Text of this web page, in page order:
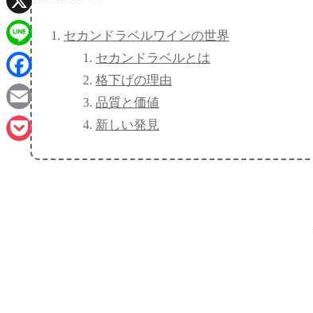
セカンドラベルワインの世界
セカンドラベルとは
格下げの理由
品質と価値
新しい発見
X
Line
Facebook
Email
Pocket